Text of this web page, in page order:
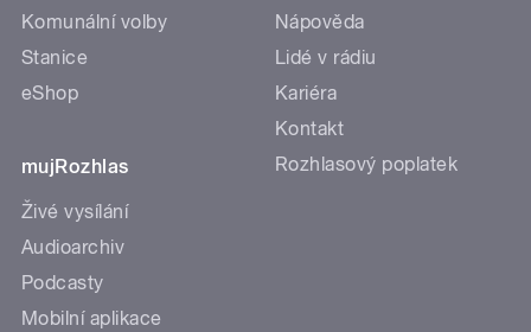
Komunální volby
Stanice
eShop
mujRozhlas
Živé vysílání
Audioarchiv
Podcasty
Mobilní aplikace
Nápověda
Lidé v rádiu
Kariéra
Kontakt
Rozhlasový poplatek